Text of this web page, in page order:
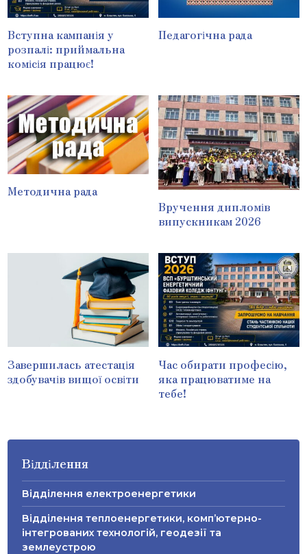
Вступна кампанія у
розпалі: приймальна
комісія працює!
Педагогічна рада
Методична рада
Вручення дипломів
випускникам 2026
Завершилась атестація
здобувачів вищої освіти
Час обирати професію,
яка працюватиме на
тебе!
Відділення
Відділення електроенергетики
Відділення теплоенергетики, комп’ютерно-
інтегрованих технологій, геодезії та
землеустрою